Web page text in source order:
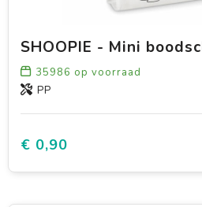
SHOOPIE - Mini
35986 op voorraad
PP
€ 0,90